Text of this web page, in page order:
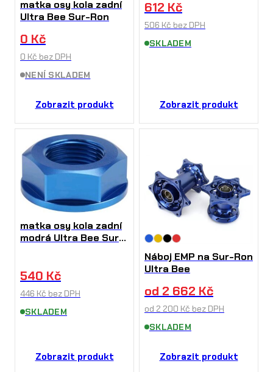
matka osy kola zadní
Ultra Bee Sur-Ron
0 Kč
0 Kč bez DPH
NENÍ SKLADEM
Zobrazit produkt
612 Kč
506 Kč bez DPH
SKLADEM
Zobrazit produkt
matka osy kola zadní
modrá Ultra Bee Sur-
540 Kč
446 Kč bez DPH
SKLADEM
Zobrazit produkt
Náboj EMP na Sur-Ron
Ultra Bee
od 2 662 Kč
od 2 200 Kč bez DPH
SKLADEM
Zobrazit produkt